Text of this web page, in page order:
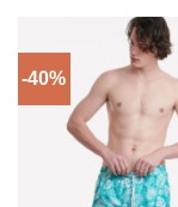
-40%